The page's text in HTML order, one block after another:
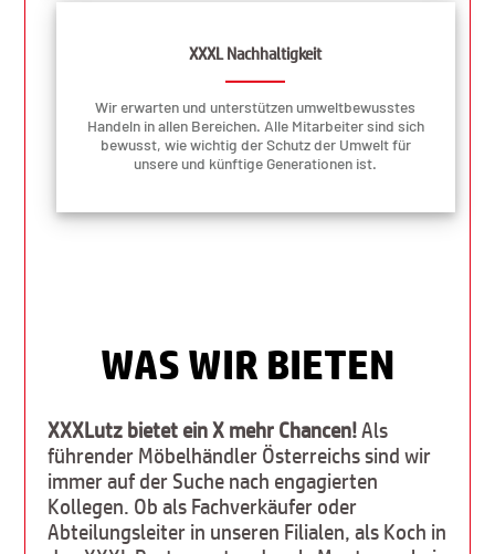
XXXL Nachhaltigkeit
Wir erwarten und unterstützen umweltbewusstes
Handeln in allen Bereichen. Alle Mitarbeiter sind sich
bewusst, wie wichtig der Schutz der Umwelt für
unsere und künftige Generationen ist.
WAS WIR BIETEN
XXXLutz bietet ein X mehr Chancen!Als
führender Möbelhändler Österreichs sind wir
immer auf der Suche nach engagierten
Kollegen. Ob als Fachverkäufer oder
Abteilungsleiter in unseren Filialen, als Koch in